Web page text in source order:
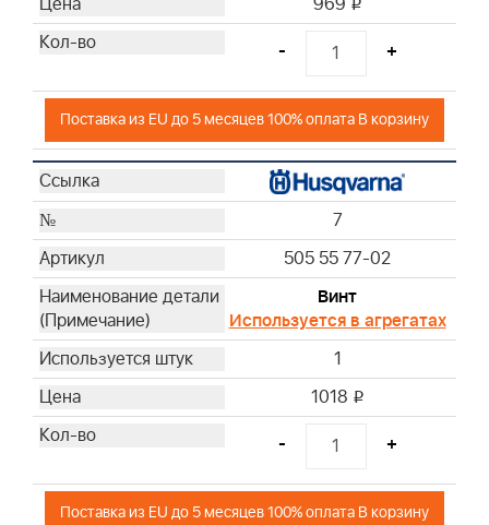
i
- +
Поставка из EU до 5 месяцев 100% оплата В корзину
7
505 55 77-02
Винт
Используется в агрегатах
1
1018 i
- +
Поставка из EU до 5 месяцев 100% оплата В корзину